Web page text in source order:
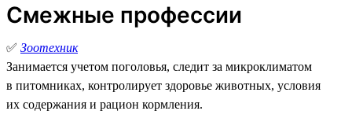
Смежные профессии
✅ Зоотехник
Занимается учетом поголовья, следит за микроклиматом
в питомниках, контролирует здоровье животных, условия
их содержания и рацион кормления.